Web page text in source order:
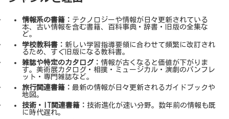
情報系の書籍： テクノロジーや情報が日々更新されている
本、古い情報を含む書籍、百科事典・辞書・旧版の全集な
ど。
学校教科書： 新しい学習指導要領に合わせて頻繁に改訂され
るため、すぐ旧版になる教科書。
雑誌や特定のカタログ： 情報が古くなると価値が下がりま
す。美術展カタログ・相撲・ミュージカル・演劇のパンフレ
ット・専門雑誌など。
旅行関連書籍： 最新の情報が日々更新されるガイドブックや
地図。
技術・IT関連書籍： 技術進化が速い分野。数年前の情報も既
に時代遅れ。